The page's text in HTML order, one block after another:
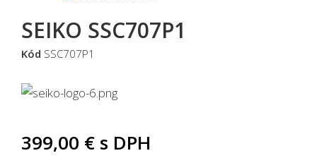
SEIKO SSC707P1
Kód SSC707P1
399,00 € s DPH